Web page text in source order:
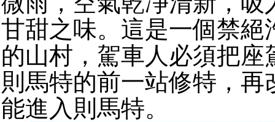
甘甜之味。這是一個禁絕
的山村，駕車人必須把座
則馬特的前一站修特，再
能進入則馬特。